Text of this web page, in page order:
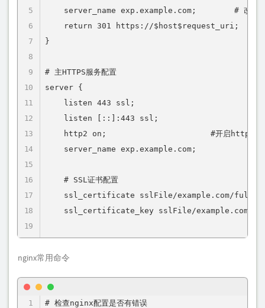
server_name exp.example.com;        # 改为您
return 301 https://$host$request_uri;  # 自
}
# 主HTTPS服务配置
server {
    listen 443 ssl;
    listen [::]:443 ssl;
http2 on;                      #开启http2支
    server_name exp.example.com;
    # SSL证书配置
ssl_certificate sslFile/example.com/
ssl_certificate_key sslFile/example.com/
    ssl_ciphers HIGH:!aNULL:!MD5;
    # 安全防护配置（Block common exploits）
add_header X-Frame-Options "SAMEORIGIN"
nginx常用命令
# 检查nginx配置是否有错误